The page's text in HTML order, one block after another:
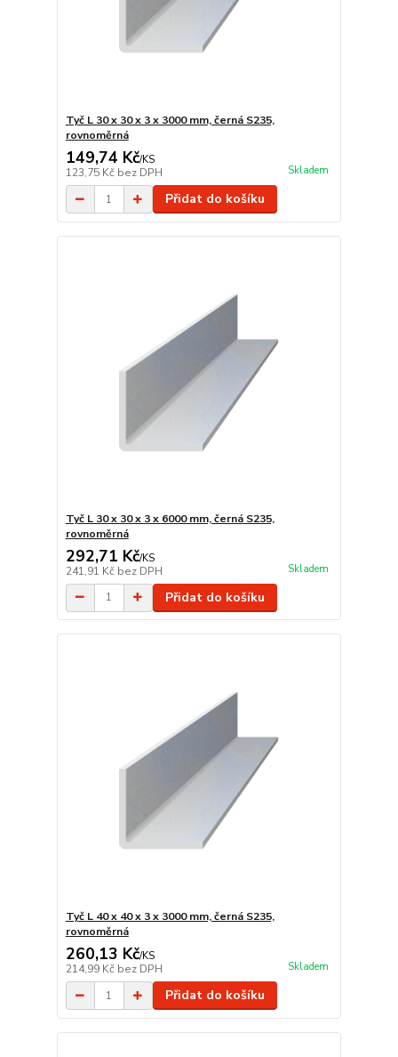
Tyč L 30 x 30 x 3 x 3000 mm, černá S235,
rovnoměrná
149,74 Kč/KS
123,75 Kč bez DPH Skladem
Přidat do košíku
Tyč L 30 x 30 x 3 x 6000 mm, černá S235,
rovnoměrná
292,71 Kč/KS
241,91 Kč bez DPH Skladem
Přidat do košíku
Tyč L 40 x 40 x 3 x 3000 mm, černá S235,
rovnoměrná
260,13 Kč/KS
214,99 Kč bez DPH Skladem
Přidat do košíku